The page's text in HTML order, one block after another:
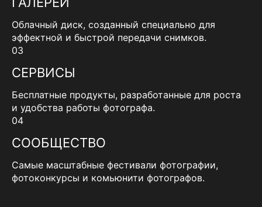
Облачный диск, созданный специально для
эффектной и быстрой передачи снимков.
03
СЕРВИСЫ
Бесплатные продукты, разработанные для роста
и удобства работы фотографа.
04
СООБЩЕСТВО
Самые масштабные фестивали фотографии,
фотоконкурсы и комьюнити фотографов.